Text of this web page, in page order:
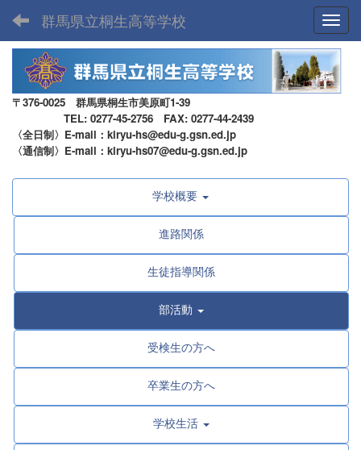
群馬県立桐生高等学校
〒376-0025 群馬県桐生市美原町1-39
TEL: 0277-45-2756 FAX: 0277-44-2439
〈全日制〉E-mail：kiryu-hs@edu-g.gsn.ed.jp
〈通信制〉E-mail：kiryu-hs07@edu-g.gsn.ed.jp
学校概要
進路関係
生徒指導関係
部活動
受検生の方へ
卒業生の方へ
学校生活